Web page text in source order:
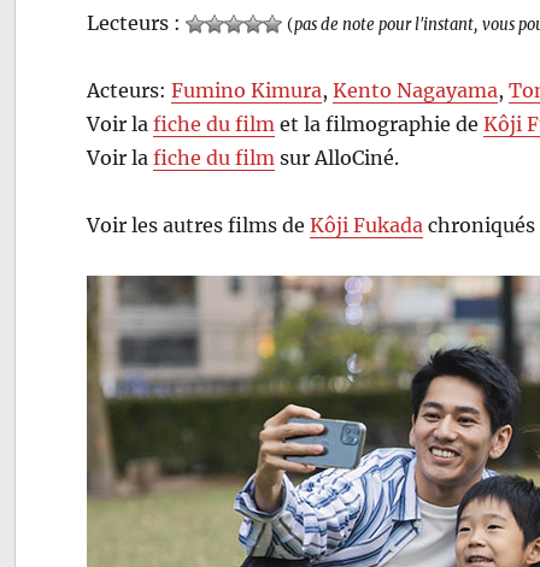
Lecteurs : (pas de note pour l'instant, vous
Acteurs:Fumino Kimura,Kento Nagayama,
Voir lafiche du film et la filmographie deKôji
Voir lafiche du film sur AlloCiné.
Voir les autres films deKôji Fukada chroniqués